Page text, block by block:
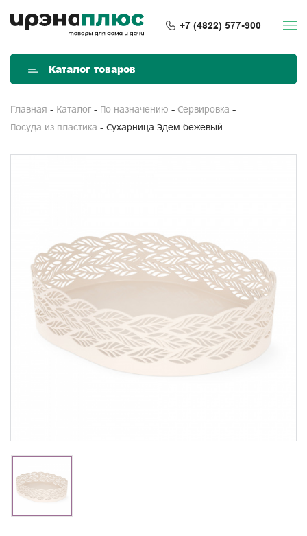
+7 (4822) 577-900
Каталог товаров
Главная Каталог По назначению Сервировка
Посуда из пластика Сухарница Эдем бежевый